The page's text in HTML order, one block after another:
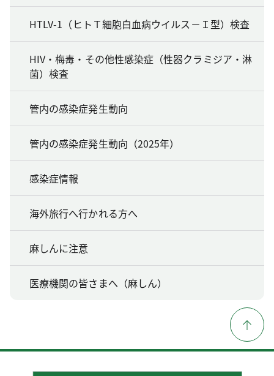
HTLV-1（ヒトＴ細胞白血病ウイルス－Ｉ型）検査
HIV・梅毒・その他性感染症（性器クラミジア・淋
菌）検査
管内の感染症発生動向
管内の感染症発生動向（2025年）
感染症情報
海外旅行へ行かれる方へ
麻しんに注意
医療機関の皆さまへ（麻しん）